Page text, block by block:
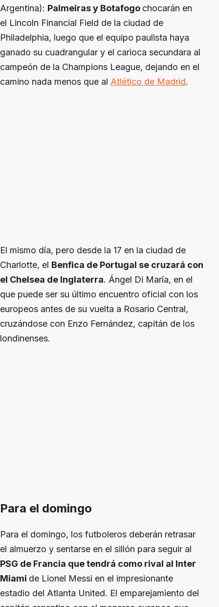
Argentina): Palmeiras y Botafogo chocarán en
el Lincoln Financial Field de la ciudad de
Philadelphia, luego que el equipo paulista haya
ganado su cuadrangular y el carioca secundara al
campeón de la Champions League, dejando en el
camino nada menos que al Atlético de Madrid.
El mismo día, pero desde la 17 en la ciudad de
Charlotte, el Benfica de Portugal se cruzará con
el Chelsea de Inglaterra. Ángel Di María, en el
que puede ser su último encuentro oficial con los
europeos antes de su vuelta a Rosario Central,
cruzándose con Enzo Fernández, capitán de los
londinenses.
Para el domingo
Para el domingo, los futboleros deberán retrasar
el almuerzo y sentarse en el sillón para seguir al
PSG de Francia que tendrá como rival al Inter
Miami de Lionel Messi en el impresionante
estadio del Atlanta United. El emparejamiento del